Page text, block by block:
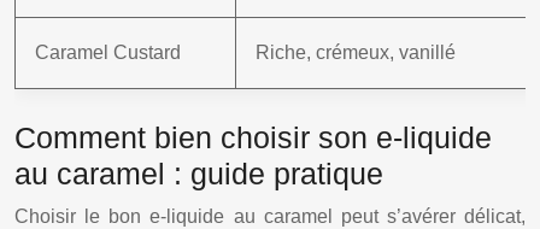
Caramel Custard Riche, crémeux, vanillé
Comment bien choisir son e-liquide
au caramel : guide pratique
Choisir le bon e-liquide au caramel peut s’avérer délicat,